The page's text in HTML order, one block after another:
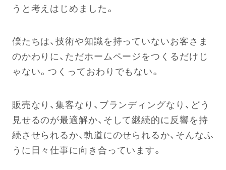
うと考えはじめました。
僕たちは、技術や知識を持っていないお客さま
のかわりに、ただホームページをつくるだけじ
ゃない。つくっておわりでもない。
販売なり、集客なり、ブランディングなり、どう
見せるのが最適解か、そして継続的に反響を持
続させられるか、軌道にのせられるか、そんなふ
うに日々仕事に向き合っています。